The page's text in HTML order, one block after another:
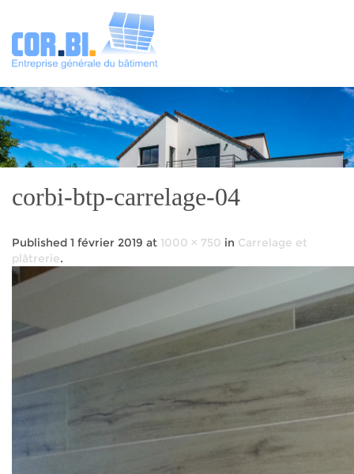
corbi-btp-carrelage-04
Published 1 février 2019 at 1000 × 750 in Carrelage et
plâtrerie.